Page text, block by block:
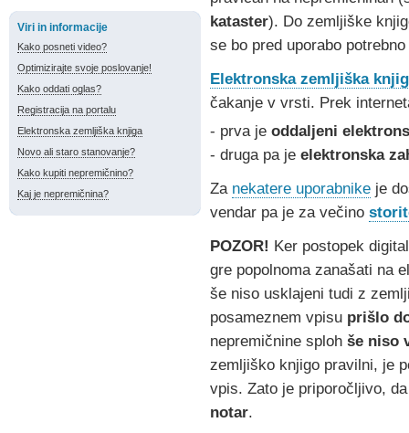
Viri in informacije
Kako posneti video?
Optimizirajte svoje poslovanje!
Kako oddati oglas?
Registracija na portalu
Elektronska zemljiška knjiga
Novo ali staro stanovanje?
Kako kupiti nepremičnino?
Kaj je nepremičnina?
kataster). Do zemljiške
se bo pred uporabo potrebno
Elektronska zemljiška
čakanje v vrsti. Prek
- prva je oddaljeni
- druga pa je elektronska
Za nekatere uporabnike je
vendar pa je za večino
POZOR! Ker postopek
gre popolnoma zanašati na
še niso usklajeni tudi z
posameznem vpisu prišlo
nepremičnine sploh še niso
zemljiško knjigo pravilni, je
vpis. Zato je priporočljivo,
notar.